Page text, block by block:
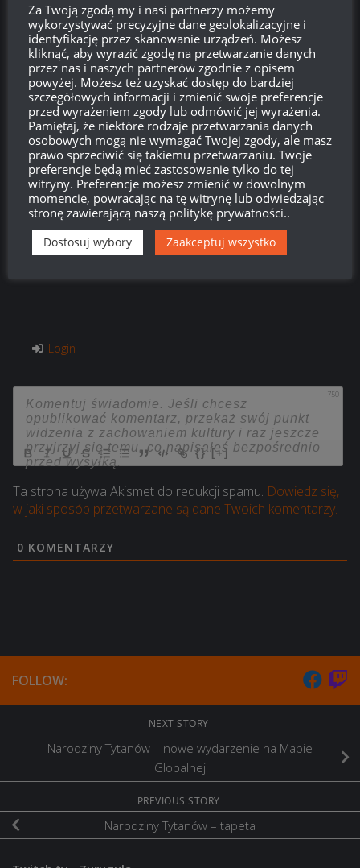
Bin4r
Gracz World of Tanks od 2014 roku. Gram, bo
jestem pasjonatem i wiem, że większość graczy w
WoT to pasjonaci. Niech nasza gra będzie bardziej
taktyczna i przemyślana. Trudniejsza, ale mniej
irytująca – a przez to bardziej satysfakcjonująca.
Postawmy na miodność!
Login
750
{} [+]
Ta strona używa Akismet do redukcji spamu. Dowiedz się,
w jaki sposób przetwarzane są dane Twoich komentarzy.
0 KOMENTARZY
FOLLOW:
NEXT STORY
Narodziny Tytanów – nowe wydarzenie na Mapie
Globalnej
PREVIOUS STORY
Narodziny Tytanów – tapeta
Za Twoją zgodą my i nasi partnerzy możemy
wykorzystywać precyzyjne dane geolokalizacyjne i
identyfikację przez skanowanie urządzeń. Możesz
kliknąć, aby wyrazić zgodę na przetwarzanie danych
przez nas i naszych partnerów zgodnie z opisem
powyżej. Możesz też uzyskać dostęp do bardziej
szczegółowych informacji i zmienić swoje preferencje
przed wyrażeniem zgody lub odmówić jej wyrażenia.
Pamiętaj, że niektóre rodzaje przetwarzania danych
osobowych mogą nie wymagać Twojej zgody, ale masz
prawo sprzeciwić się takiemu przetwarzaniu. Twoje
preferencje będą mieć zastosowanie tylko do tej
witryny. Preferencje możesz zmienić w dowolnym
momencie, powracając na tę witrynę lub odwiedzając
stronę zawierającą naszą politykę prywatności..
Dostosuj wybory Zaakceptuj wszystko